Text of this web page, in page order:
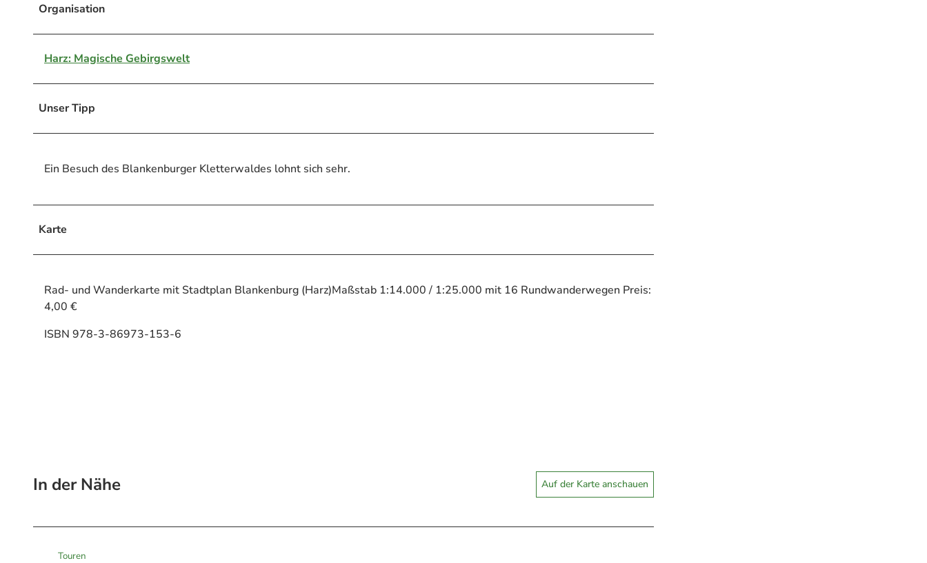
Organisation
Harz: Magische Gebirgswelt
Unser Tipp
Ein Besuch des Blankenburger Kletterwaldes lohnt sich sehr.
Karte
Rad- und Wanderkarte mit Stadtplan Blankenburg (Harz)Maßstab 1:14.000 / 1:25.000 mit 16 Rundwanderwegen Preis:
4,00 €
ISBN 978-3-86973-153-6
In der Nähe Auf der Karte anschauen
Touren